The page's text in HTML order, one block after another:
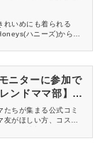
れいめにも着られる
ハニーズ)から、
みてくださいね。
ニターに参加で
ンドママ部】部
ちが集まる公式コミ
がほしい方、コスメサ